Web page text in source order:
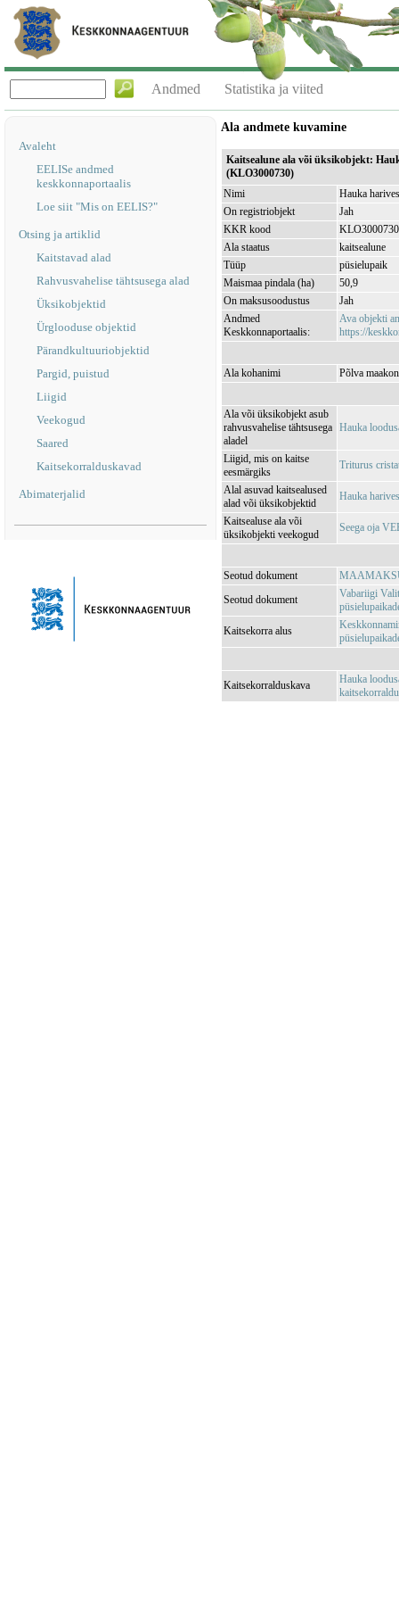
Andmed Statistika ja viited
Avaleht
EELISe andmed
keskkonnaportaalis
Loe siit "Mis on EELIS?"
Otsing ja artiklid
Kaitstavad alad
Rahvusvahelise tähtsusega alad
Üksikobjektid
Ürglooduse objektid
Pärandkultuuriobjektid
Pargid, puistud
Liigid
Veekogud
Saared
Kaitsekorralduskavad
Abimaterjalid
Ala andmete kuvamine
Kaitsealune ala või üksikobjekt:
(KLO3000730)
Nimi
Hauka
On registriobjekt
Jah
KKR kood
KLO3000730
Ala staatus
kaitsealune
Tüüp
püsielupaik
Maismaa pindala (ha)
50,9
On maksusoodustus
Jah
Andmed
Keskkonnaportaalis:
Ava objekti
https://
Ala kohanimi Põlva
Ala või üksikobjekt asub
rahvusvahelise tähtsusega
aladel
Hauka
Liigid, mis on kaitse
eesmärgiks
Triturus
Alal asuvad kaitsealused
alad või üksikobjektid
Hauka
Kaitsealuse ala või
üksikobjekti veekogud
Seega oja
Seotud dokument
Seotud dokument
Vabariigi
Kaitsekorra alus
Kaitsekorralduskava
Hauka